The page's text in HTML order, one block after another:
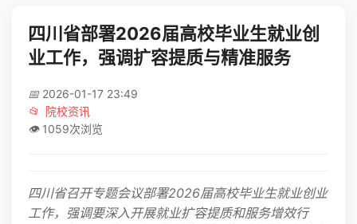
四川省部署2026届高校毕业生就业创
业工作，强调扩容提质与精准服务
📅 2026-01-17 23:49
📂
院校资讯
👁️ 1059次浏览
四川省召开专题会议部署2026届高校毕业生就业创业
工作，强调要深入开展就业扩容提质和服务增效行